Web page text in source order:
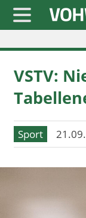
Startseite
» Blaulicht
» Freizeit
» Notizen
» Politik
» Wirtschaft
VSTV:
Sport